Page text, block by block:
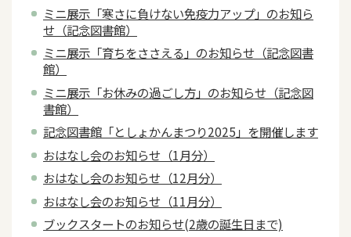
ミニ展示「寒さに負けない免疫力アップ」のお知ら
せ（記念図書館）
ミニ展示「育ちをささえる」のお知らせ（記念図書
館）
ミニ展示「お休みの過ごし方」のお知らせ（記念図
書館）
記念図書館「としょかんまつり2025」を開催します
おはなし会のお知らせ（1月分）
おはなし会のお知らせ（12月分）
おはなし会のお知らせ（11月分）
ブックスタートのお知らせ(2歳の誕生日まで)